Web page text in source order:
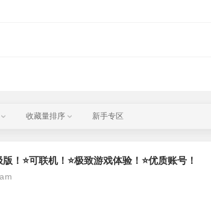
收藏量排序 新手专区
！⭐可联机！⭐极致游戏体验！⭐优质账号！